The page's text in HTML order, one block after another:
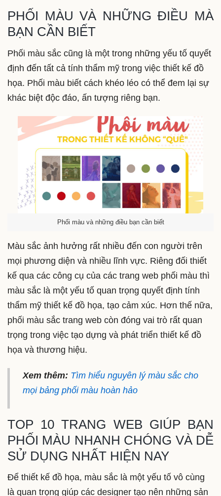
PHỐI MÀU VÀ NHỮNG ĐIỀU MÀ
BẠN CẦN BIẾT
Phối màu sắc cũng là một trong những yếu tố quyết
định đến tất cả tính thẩm mỹ trong việc thiết kế đồ
họa. Phối màu biết cách khéo léo có thể đem lại sự
khác biệt độc đáo, ấn tượng riêng bạn.
Phối màu và những điều bạn cần biết
Màu sắc ảnh hưởng rất nhiều đến con người trên
mọi phương diện và nhiều lĩnh vực. Riêng đối thiết
kế qua các công cụ của các trang web phối màu thì
màu sắc là một yếu tố quan trọng quyết định tính
thẩm mỹ thiết kế đồ họa, tạo cảm xúc. Hơn thế nữa,
phối màu sắc trang web còn đóng vai trò rất quan
trọng trong việc tạo dựng và phát triển thiết kế đồ
họa và thương hiệu.
Xem thêm: Tìm hiểu nguyên lý màu sắc cho
mọi bảng phối màu hoàn hảo
TOP 10 TRANG WEB GIÚP BẠN
PHỐI MÀU NHANH CHÓNG VÀ DỄ
SỬ DỤNG NHẤT HIỆN NAY
Để thiết kế đồ họa, màu sắc là một yếu tố vô cùng
là quan trọng giúp các designer tạo nên những sản